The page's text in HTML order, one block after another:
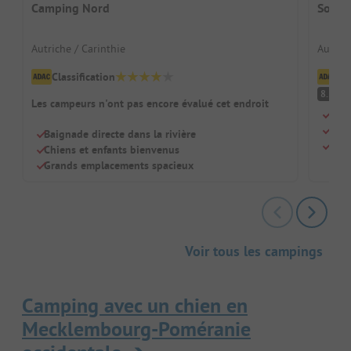
Camping Nord
Autriche / Carinthie
Classification
Les campeurs n'ont pas encore évalué cet endroit
Baignade directe dans la rivière
Chiens et enfants bienvenus
Grands emplacements spacieux
8.5
Voir tous les campings
Camping avec un chien en
Mecklembourg-Poméranie